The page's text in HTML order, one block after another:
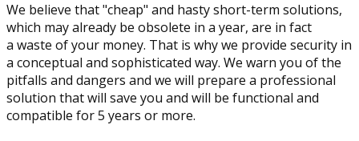
We believe that "cheap" and hasty short-term solutions,
which may already be obsolete in a year, are in fact
a waste of your money. That is why we provide security in
a conceptual and sophisticated way. We warn you of the
pitfalls and dangers and we will prepare a professional
solution that will save you and will be functional and
compatible for 5 years or more.